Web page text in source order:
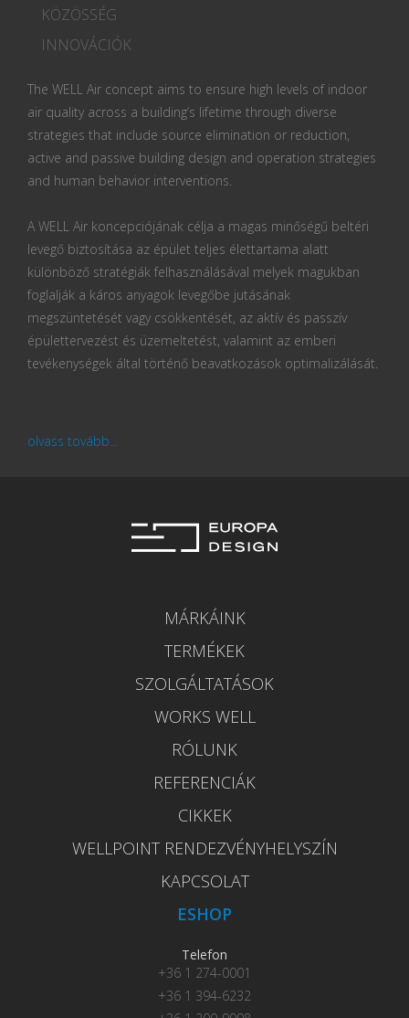
KÖZÖSSÉG
INNOVÁCIÓK
The WELL Air concept aims to ensure high levels of indoor
air quality across a building’s lifetime through diverse
strategies that include source elimination or reduction,
active and passive building design and operation strategies
and human behavior interventions.
A WELL Air koncepciójának célja a magas minőségű beltéri
levegő biztosítása az épület teljes élettartama alatt
különböző stratégiák felhasználásával melyek magukban
foglalják a káros anyagok levegőbe jutásának
megszüntetését vagy csökkentését, az aktív és passzív
épülettervezést és üzemeltetést, valamint az emberi
tevékenységek által történő beavatkozások optimalizálását.
olvass tovább...
MÁRKÁINK
TERMÉKEK
SZOLGÁLTATÁSOK
WORKS WELL
RÓLUNK
REFERENCIÁK
CIKKEK
WELLPOINT RENDEZVÉNYHELYSZÍN
KAPCSOLAT
ESHOP
Telefon
+36 1 274-0001
+36 1 394-6232